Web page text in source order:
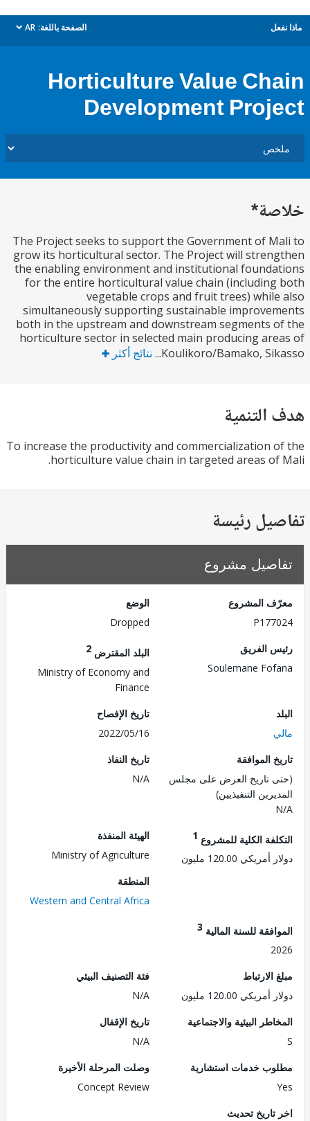
الصفحة باللغة: AR
dropdown
Horticulture Value
Development
The Project seeks to support the Government of
grow its horticultural sector. The Project will
the enabling environment and institutional
for the entire horticultural value chain
vegetable crops and fruit trees)
simultaneously supporting sustainable
both in the upstream and downstream segments
horticulture sector in selected main producing
Koulikoro/Bamako, نتائج أكثر
To increase the productivity and commercialization
horticulture value chain in targeted areas
رئيسة
مشروع
المشروع
Dropped
الفريق
Soulemane
البلد المقترض
Ministry of Economy and
تاريخ الإفصاح
2022/05/16
الموافقة
تاريخ العرض على مجلس
التنفيذيين)
تاريخ النفاذ
N/A
الكلية للمشروع1
120.00 مليون
الهيئة المنفذة
Ministry of Agriculture
Western and Central Africa
للسنة المالية3
120.00 مليون
فئة التصنيف البيئي
N/A
البيئية والاجتماعية
تاريخ الإقفال
خدمات استشارية
وصلت المرحلة الأخيرة
Concept Review
تحديث